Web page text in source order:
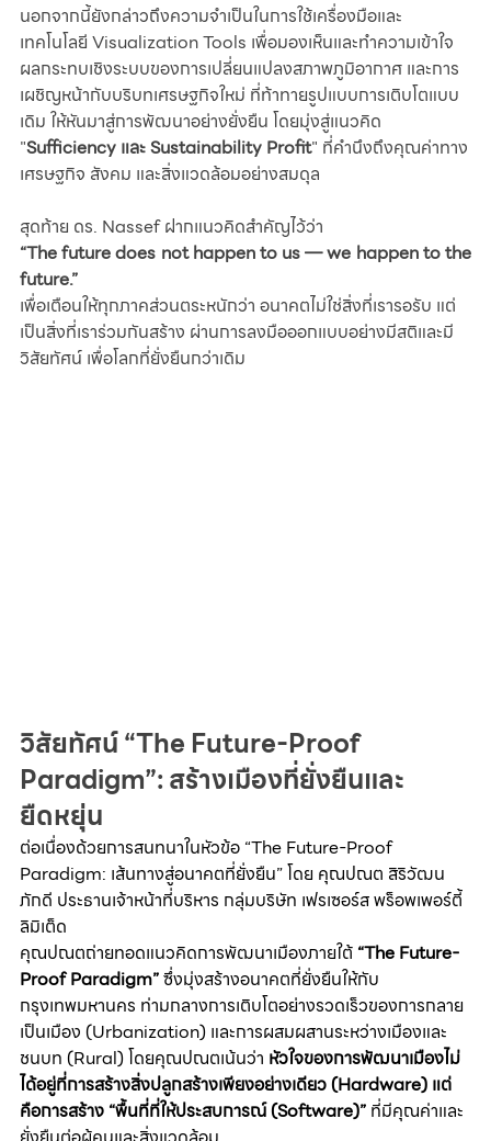
นอกจากนี้ยังกล่าวถึงความจำเป็นในการใช้เครื่องมือและ
เทคโนโลยี Visualization Tools เพื่อมองเห็นและทำความเข้าใจ
ผลกระทบเชิงระบบของการเปลี่ยนแปลงสภาพภูมิอากาศ และการ
เผชิญหน้ากับบริบทเศรษฐกิจใหม่ ที่ท้าทายรูปแบบการเติบโตแบบ
เดิม ให้หันมาสู่การพัฒนาอย่างยั่งยืน โดยมุ่งสู่แนวคิด
"Sufficiency และ Sustainability Profit" ที่คำนึงถึงคุณค่าทาง
เศรษฐกิจ สังคม และสิ่งแวดล้อมอย่างสมดุล
สุดท้าย ดร. Nassef ฝากแนวคิดสำคัญไว้ว่า
“The future does not happen to us — we happen to the
future.”
เพื่อเตือนให้ทุกภาคส่วนตระหนักว่า อนาคตไม่ใช่สิ่งที่เรารอรับ แต่
เป็นสิ่งที่เราร่วมกันสร้าง ผ่านการลงมือออกแบบอย่างมีสติและมี
วิสัยทัศน์ เพื่อโลกที่ยั่งยืนกว่าเดิม
วิสัยทัศน์ “The Future-Proof
Paradigm”: สร้างเมืองที่ยั่งยืนและ
ยืดหยุ่น
ต่อเนื่องด้วยการสนทนาในหัวข้อ “The Future-Proof
Paradigm: เส้นทางสู่อนาคตที่ยั่งยืน” โดย คุณปณต สิริวัฒน
ภักดี ประธานเจ้าหน้าที่บริหาร กลุ่มบริษัท เฟรเซอร์ส พร็อพเพอร์ตี้
ลิมิเต็ด
คุณปณตถ่ายทอดแนวคิดการพัฒนาเมืองภายใต้ “The Future-
Proof Paradigm” ซึ่งมุ่งสร้างอนาคตที่ยั่งยืนให้กับ
กรุงเทพมหานคร ท่ามกลางการเติบโตอย่างรวดเร็วของการกลาย
เป็นเมือง (Urbanization) และการผสมผสานระหว่างเมืองและ
ชนบท (Rural) โดยคุณปณตเน้นว่า หัวใจของการพัฒนาเมืองไม่
ได้อยู่ที่การสร้างสิ่งปลูกสร้างเพียงอย่างเดียว (Hardware) แต่
คือการสร้าง “พื้นที่ที่ให้ประสบการณ์ (Software)” ที่มีคุณค่าและ